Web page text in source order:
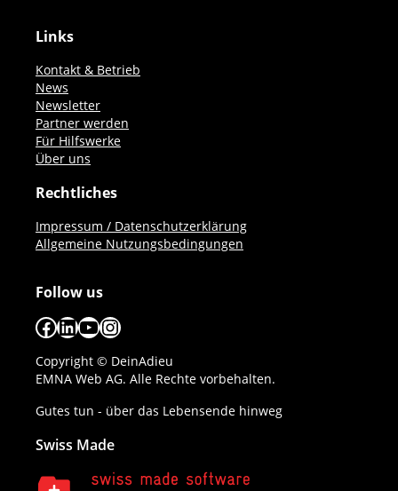
Links
Kontakt & Betrieb
News
Newsletter
Partner werden
Für Hilfswerke
Über uns
Rechtliches
Impressum / Datenschutzerklärung
Allgemeine Nutzungsbedingungen
Follow us
Facebook
LinkedIn
YouTube
Instagram
Copyright © DeinAdieu
EMNA Web AG. Alle Rechte vorbehalten.
Gutes tun - über das Lebensende hinweg
Swiss Made